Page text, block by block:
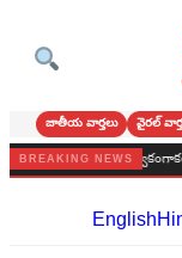
జాతీయ వార్తలు వైరల్
BREAKING NEWS
కేశవ్ ని మర్యాదపూర్వకంగాకలిసిన
English